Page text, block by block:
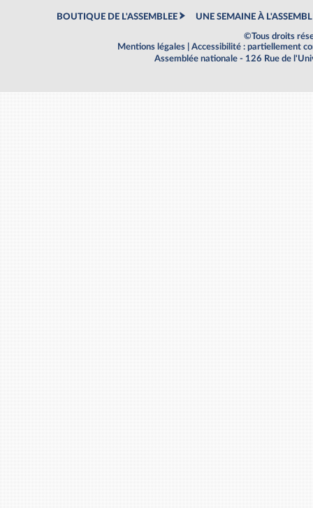
BOUTIQUE DE L'ASSEMBLEE UNE SEMAINE À
©Tous droits
Mentions légales
Accessibilité : partiellement
Assemblée nationale - 126 Rue de